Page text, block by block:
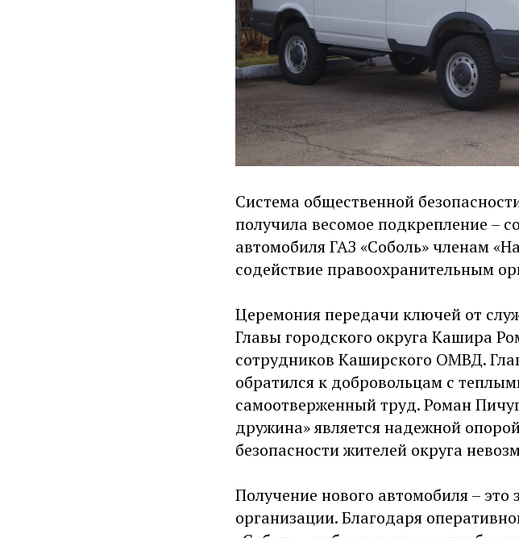
Система общественной
получила весомое подкрепление –
автомобиля ГАЗ «Соболь» членам
содействие правоохранительным
Церемония передачи ключей от
Главы городского округа Кашира
сотрудников Каширского ОМВД.
обратился к добровольцам с
самоотверженный труд. Роман
дружина» является надежной
безопасности жителей округа
Получение нового автомобиля –
организации. Благодаря